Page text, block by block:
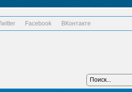
Facebook ВКонтакте